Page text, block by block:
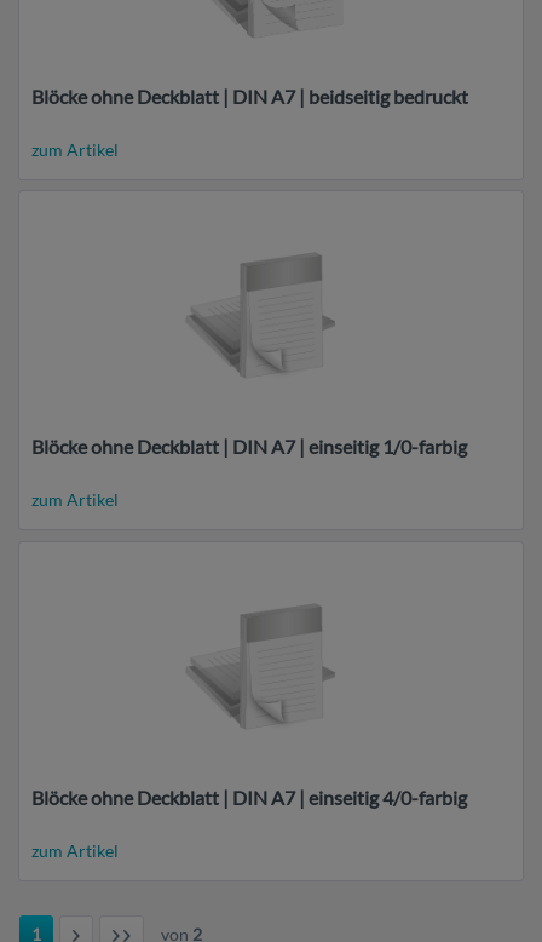
Blöcke ohne Deckblatt | DIN A7 | beidseitig bedruckt
zum Artikel
Blöcke ohne Deckblatt | DIN A7 | einseitig 1/0-farbig
zum Artikel
Blöcke ohne Deckblatt | DIN A7 | einseitig 4/0-farbig
zum Artikel
1 von 2